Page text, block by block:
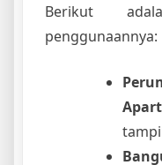
Berikut
penggunaannya: